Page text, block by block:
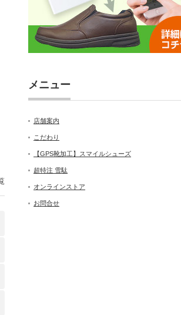
メニュー
店舗案内
こだわり
【GPS靴加工】スマイルシューズ
超特注 雪駄
オンラインストア
お問合せ